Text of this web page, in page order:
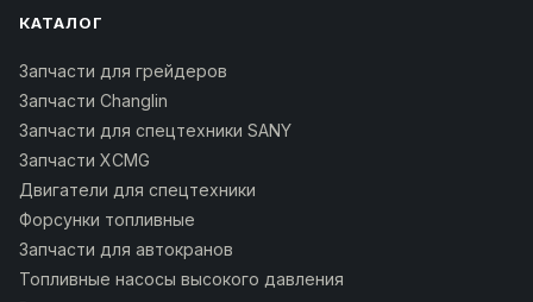
КАТАЛОГ
Запчасти для грейдеров
Запчасти Changlin
Запчасти для спецтехники SANY
Запчасти XCMG
Двигатели для спецтехники
Форсунки топливные
Запчасти для автокранов
Топливные насосы высокого давления